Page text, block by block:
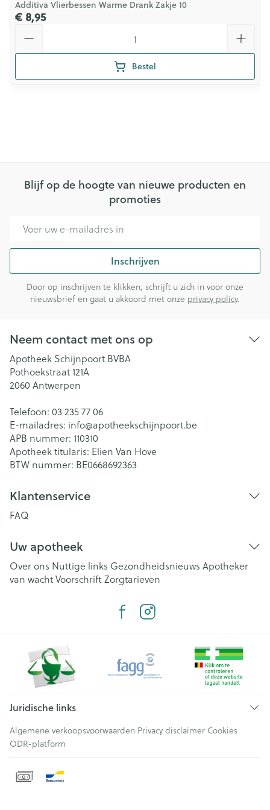
Additiva Vlierbessen Warme Drank Zakje 10
€ 8,95
Bestel
Blijf op de hoogte van nieuwe producten en
promoties
Inschrijven
Door op inschrijven te klikken, schrijft u zich in voor onze
nieuwsbrief en gaat u akkoord met onze privacy policy.
Neem contact met ons op
Apotheek Schijnpoort BVBA
Pothoekstraat 121A
2060 Antwerpen
Telefoon: 03 235 77 06
E-mailadres: info@apotheekschijnpoort.be
APB nummer: 110310
Apotheek titularis: Elien Van Hove
BTW nummer: BE0668692363
Klantenservice
FAQ
Uw apotheek
Over ons Nuttige links Gezondheidsnieuws Apotheker
van wachtVoorschriftZorgtarieven
Juridische links
Algemene verkoopsvoorwaarden Privacy disclaimer Cookies
ODR-platform